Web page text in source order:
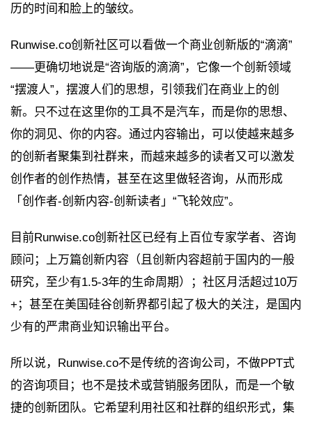
历的时间和脸上的皱纹。
Runwise.co创新社区可以看做一个商业创新版的“滴滴”
——更确切地说是“咨询版的滴滴”，它像一个创新领域
“摆渡人”，摆渡人们的思想，引领我们在商业上的创
新。只不过在这里你的工具不是汽车，而是你的思想、
你的洞见、你的内容。通过内容输出，可以使越来越多
的创新者聚集到社群来，而越来越多的读者又可以激发
创作者的创作热情，甚至在这里做轻咨询，从而形成
「创作者-创新内容-创新读者」“飞轮效应”。
目前Runwise.co创新社区已经有上百位专家学者、咨询
顾问；上万篇创新内容（且创新内容超前于国内的一般
研究，至少有1.5-3年的生命周期）；社区月活超过10万
+；甚至在美国硅谷创新界都引起了极大的关注，是国内
少有的严肃商业知识输出平台。
所以说，Runwise.co不是传统的咨询公司，不做PPT式
的咨询项目；也不是技术或营销服务团队，而是一个敏
捷的创新团队。它希望利用社区和社群的组织形式，集